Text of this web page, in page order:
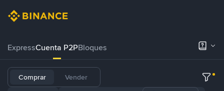
ExpressCuenta P2PBloques
Comprar Vender